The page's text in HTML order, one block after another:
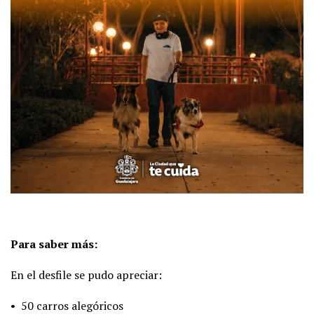
Para saber más:
En el desfile se pudo apreciar:
• 50 carros alegóricos